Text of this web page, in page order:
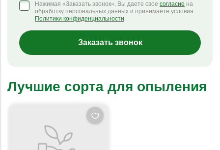
Нажимая «Заказать звонок», Вы даете свое согласие на
обработку персональных данных и принимаете условия
Политики конфиденциальности.
Заказать звонок
Лучшие сорта для опыления